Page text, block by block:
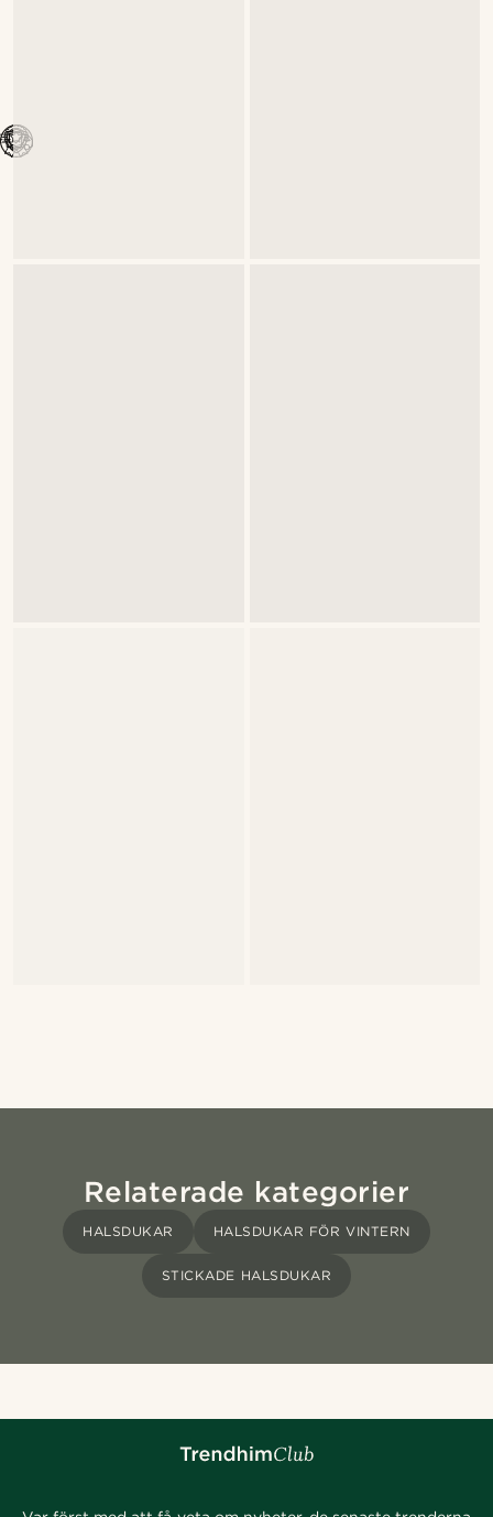
Relaterade kategorier
HALSDUKAR HALSDUKAR FÖR VINTERN
STICKADE HALSDUKAR